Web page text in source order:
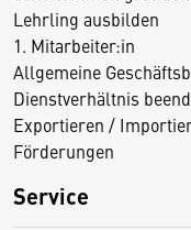
Lehrling ausbilden
1. Mitarbeiter:in
Allgemeine
Dienstverhältnis
Exportieren /
Förderungen
Service